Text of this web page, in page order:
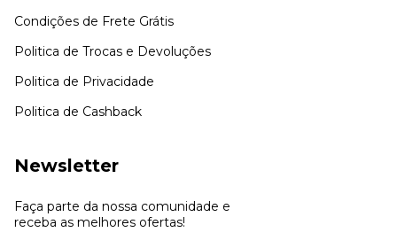
Condições de Frete Grátis
Politica de Trocas e Devoluções
Politica de Privacidade
Politica de Cashback
Newsletter
Faça parte da nossa comunidade e
receba as melhores ofertas!